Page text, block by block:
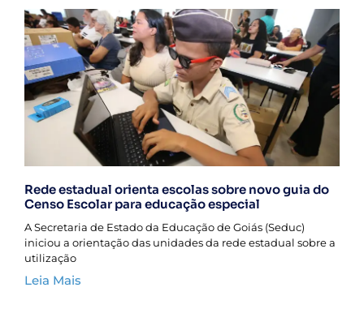
Rede estadual orienta escolas sobre novo guia do
Censo Escolar para educação especial
A Secretaria de Estado da Educação de Goiás (Seduc)
iniciou a orientação das unidades da rede estadual sobre a
utilização
Leia Mais